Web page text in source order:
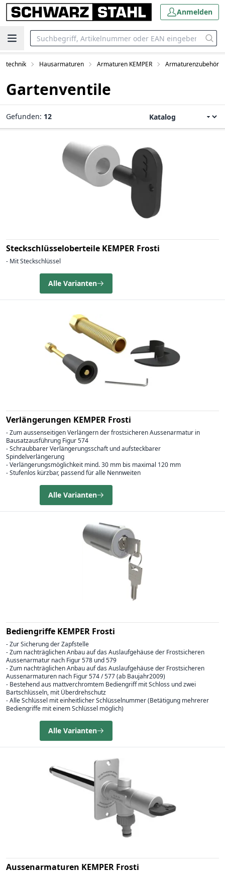
Anmelden
Hausarmaturen Armaturen KEMPER Armaturenzubehör
Gartenventile
Gefunden: 12
Steckschlüsseloberteile KEMPER Frosti
- Mit Steckschlüssel
Alle Varianten
Verlängerungen KEMPER Frosti
- Zum aussenseitigen Verlängern der frostsicheren Aussenarmatur in
Bausatzausführung Figur 574
- Schraubbarer Verlängerungsschaft und aufsteckbarer
Spindelverlängerung
- Verlängerungsmöglichkeit mind. 30 mm bis maximal 120 mm
- Stufenlos kürzbar, passend für alle Nennweiten
Alle Varianten
Bediengriffe KEMPER Frosti
- Zur Sicherung der Zapfstelle
- Zum nachträglichen Anbau auf das Auslaufgehäuse der Frostsicheren
Aussenarmatur nach Figur 578 und 579
- Zum nachträglichen Anbau auf das Auslaufgehäuse der Frostsicheren
Aussenarmaturen nach Figur 574 / 577 (ab Baujahr2009)
- Bestehend aus mattverchromtem Bediengriff mit Schloss und zwei
Bartschlüsseln, mit Überdrehschutz
- Alle Schlüssel mit einheitlicher Schlüsselnummer (Betätigung mehrerer
Bediengriffe mit einem Schlüssel möglich)
Alle Varianten
Aussenarmaturen KEMPER Frosti